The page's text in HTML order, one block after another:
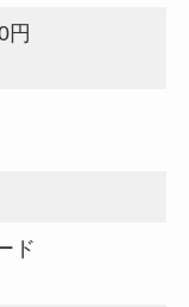
円
ド